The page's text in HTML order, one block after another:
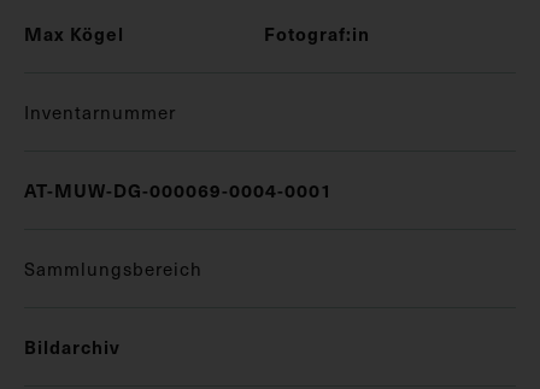
Max Kögel
Fotograf:in
Inventarnummer
AT-MUW-DG-000069-0004-0001
Sammlungsbereich
Bildarchiv